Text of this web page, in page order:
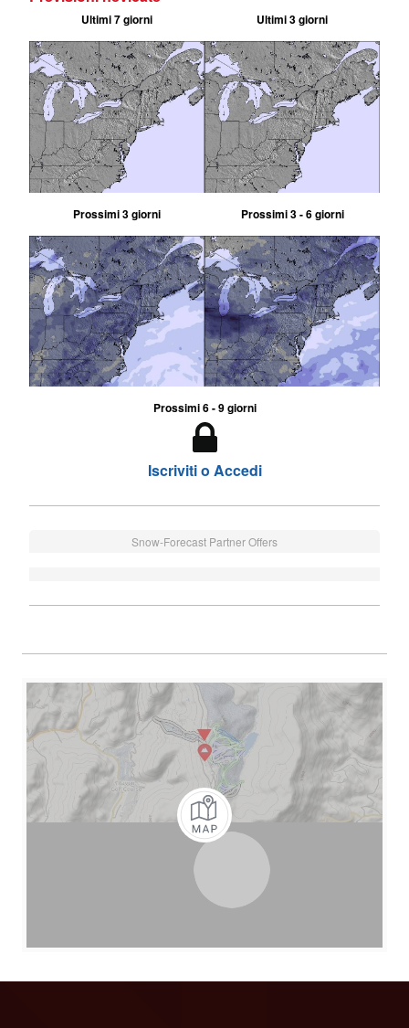
Ultimi 7 giorni Ultimi 3 giorni
Prossimi 3 giorni Prossimi 3 - 6 giorni
Prossimi 6 - 9 giorni
Iscriviti o Accedi
Snow-Forecast Partner Offers